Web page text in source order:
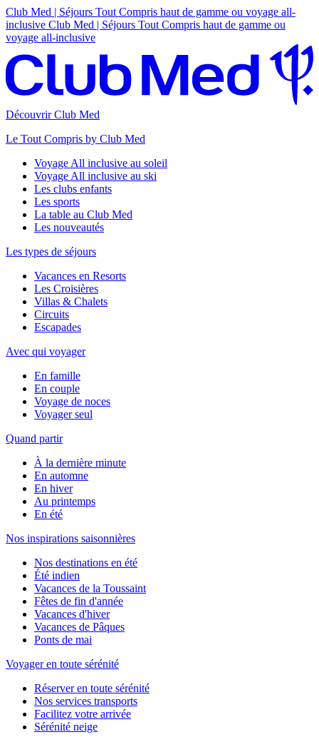
Club Med | Séjours Tout Compris haut de gamme ou voyage all-
inclusive Club Med | Séjours Tout Compris haut de gamme ou
voyage all-inclusive
Découvrir Club Med
Le Tout Compris by Club Med
Voyage All inclusive au soleil
Voyage All inclusive au ski
Les clubs enfants
Les sports
La table au Club Med
Les nouveautés
Les types de séjours
Vacances en Resorts
Les Croisières
Villas & Chalets
Circuits
Escapades
Avec qui voyager
En famille
En couple
Voyage de noces
Voyager seul
Quand partir
À la dernière minute
En automne
En hiver
Au printemps
En été
Nos inspirations saisonnières
Nos destinations en été
Été indien
Vacances de la Toussaint
Fêtes de fin d'année
Vacances d'hiver
Vacances de Pâques
Ponts de mai
Voyager en toute sérénité
Réserver en toute sérénité
Nos services transports
Facilitez votre arrivée
Sérénité neige